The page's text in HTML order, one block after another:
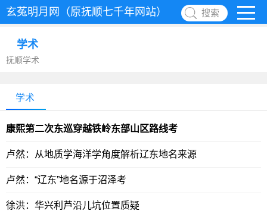
玄菟明月网（原抚顺七千年网站） 搜索
学术
抚顺学术
学术
康熙第二次东巡穿越铁岭东部山区路线考
卢然：从地质学海洋学角度解析辽东地名来源
卢然：“辽东”地名源于沼泽考
徐洪：华兴利芦沿儿坑位置质疑